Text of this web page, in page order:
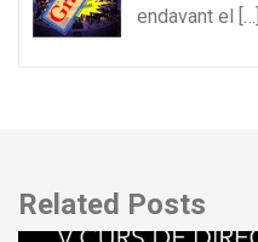
endavant el […]
Related Posts